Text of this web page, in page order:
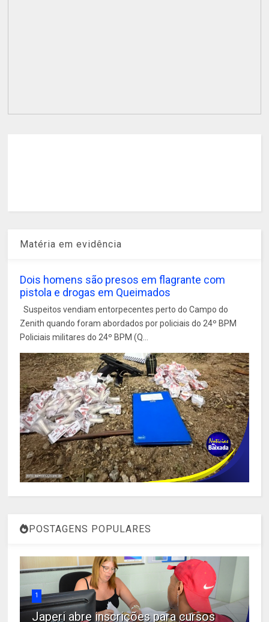
Matéria em evidência
Dois homens são presos em flagrante com
pistola e drogas em Queimados
Suspeitos vendiam entorpecentes perto do Campo do
Zenith quando foram abordados por policiais do 24º BPM
Policiais militares do 24º BPM (Q...
POSTAGENS POPULARES
1
Japeri abre inscrições para cursos